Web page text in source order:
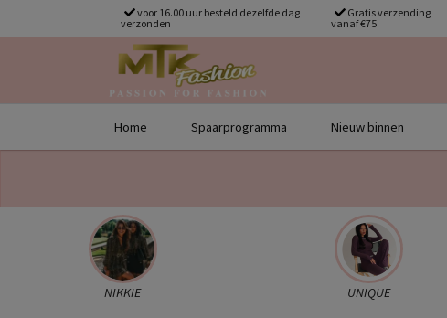
voor 16.00 uur besteld dezelfde dag
verzonden
Gratis verzending
vanaf €75
Home Spaarprogramma Nieuw binnen
NIKKIE UNIQUE